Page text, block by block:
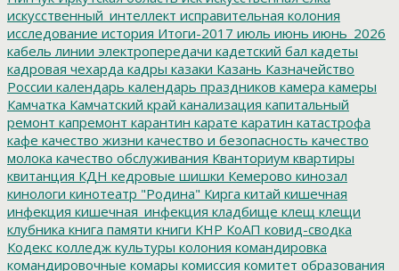
искусственный_интеллект исправительная колония
исследование история Итоги-2017 июль июнь июнь_2026
кабель линии электропередачи кадетский бал кадеты
кадровая чехарда кадры казаки Казань Казначейство
России календарь календарь праздников камера камеры
Камчатка Камчатский край канализация капитальный
ремонт капремонт карантин карате каратин катастрофа
кафе качество жизни качество и безопасность качество
молока качество обслуживания Кванториум квартиры
квитанция КДН кедровые шишки Кемерово кинозал
кинологи кинотеатр "Родина" Кирга китай кишечная
инфекция кишечная_инфекция кладбище клещ клещи
клубника книга памяти книги КНР КоАП ковид-сводка
Кодекс колледж культуры колония командировка
командировочные комары комиссия комитет образования